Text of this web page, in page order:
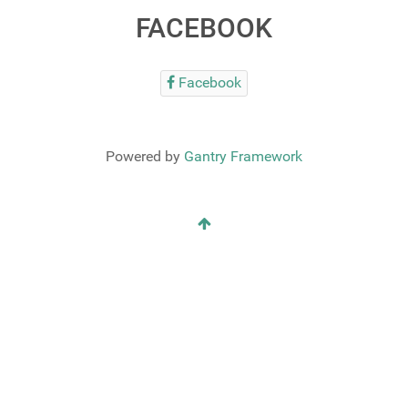
FACEBOOK
Facebook
Powered by Gantry Framework